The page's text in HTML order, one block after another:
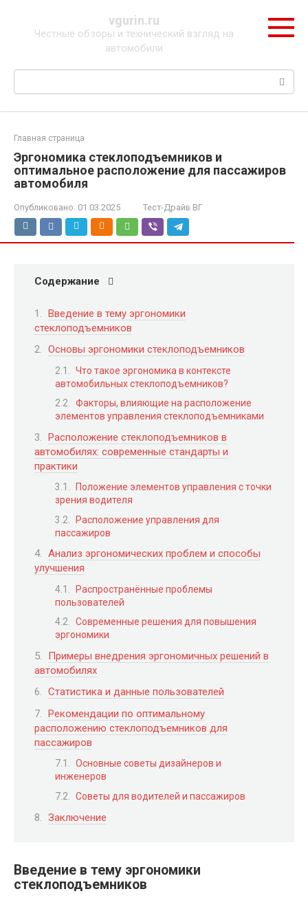
контенту
vgurin.ru
Честные обзоры и технический взгляд на
автомобили
Поиск:
Главная страница
Эргономика стеклоподъемников и
оптимальное расположение для пассажиров
автомобиля
Опубликовано: 01.03.2025 Тест-Драйв ВГ
Содержание
Введение в тему эргономики
стеклоподъемников
Основы эргономики стеклоподъемников
Что такое эргономика в контексте
автомобильных стеклоподъемников?
Факторы, влияющие на расположение
элементов управления стеклоподъемниками
Расположение стеклоподъемников в
автомобилях: современные стандарты и
практики
Положение элементов управления с точки
зрения водителя
Расположение управления для
пассажиров
Анализ эргономических проблем и способы
улучшения
Распространённые проблемы
пользователей
Современные решения для повышения
эргономики
Примеры внедрения эргономичных решений в
автомобилях
Статистика и данные пользователей
Рекомендации по оптимальному
расположению стеклоподъемников для
пассажиров
Основные советы дизайнеров и
инженеров
Советы для водителей и пассажиров
Заключение
Введение в тему эргономики
стеклоподъемников